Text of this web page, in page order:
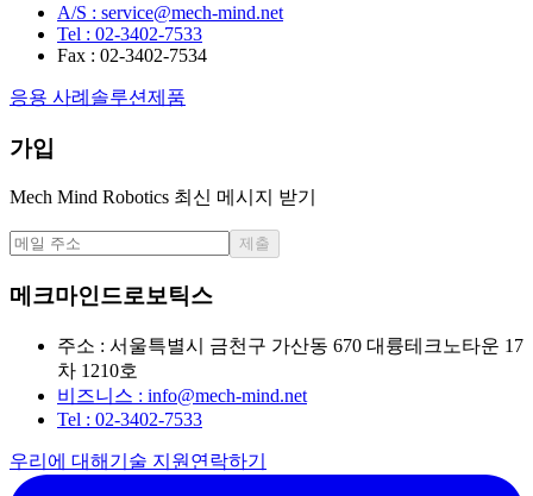
A/S : service@mech-mind.net
Tel : 02-3402-7533
Fax : 02-3402-7534
응용 사례 솔루션제품
가입
Mech Mind Robotics 최신 메시지 받기
제출
메크마인드로보틱스
주소 : 서울특별시 금천구 가산동 670 대륭테크노타운 17
차 1210호
비즈니스 : info@mech-mind.net
Tel : 02-3402-7533
우리에 대해 기술 지원 연락하기